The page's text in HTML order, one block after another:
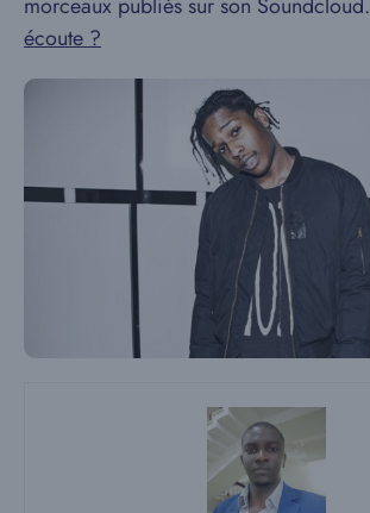
écoute ?